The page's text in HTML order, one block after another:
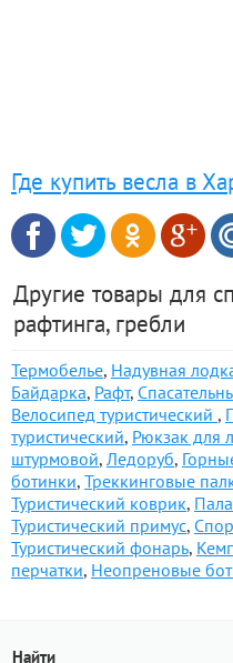
Где купить весла в
Другие товары для
рафтинга, гребли
Термобелье, Надувная
Байдарка, Рафт,
Велосипед туристический ,
туристический, Рюкзак для
штурмовой, Ледоруб,
ботинки, Треккинговые
Туристический коврик,
Туристический примус,
Туристический фонарь,
перчатки, Неопреновые
Найти